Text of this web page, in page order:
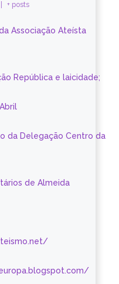
+ posts
Associação Ateísta
República e laicidade;
da Delegação Centro da
de Almeida